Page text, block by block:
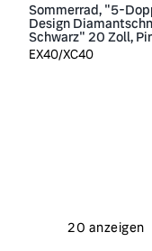
Sommerrad, "5-
Design
Schwarz" 20 Zoll,
EX40/XC40
20 anzeigen